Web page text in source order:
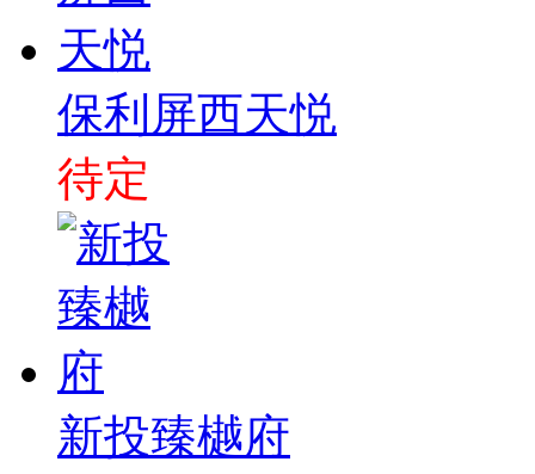
保利屏西天悦
待定
新投臻樾府